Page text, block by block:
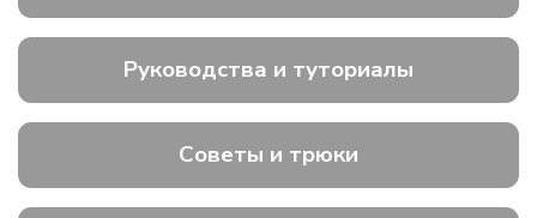
Руководства и туториалы
Советы и трюки